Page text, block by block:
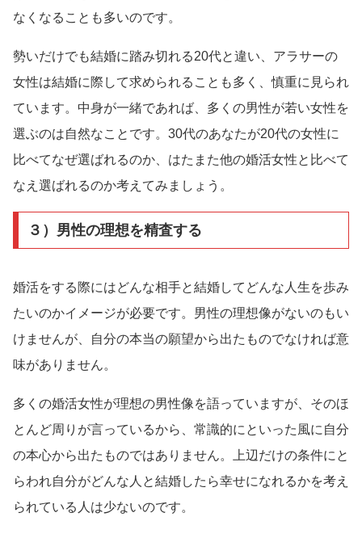
なくなることも多いのです。
勢いだけでも結婚に踏み切れる20代と違い、アラサーの
女性は結婚に際して求められることも多く、慎重に見られ
ています。中身が一緒であれば、多くの男性が若い女性を
選ぶのは自然なことです。30代のあなたが20代の女性に
比べてなぜ選ばれるのか、はたまた他の婚活女性と比べて
なえ選ばれるのか考えてみましょう。
３）男性の理想を精査する
婚活をする際にはどんな相手と結婚してどんな人生を歩み
たいのかイメージが必要です。男性の理想像がないのもい
けませんが、自分の本当の願望から出たものでなければ意
味がありません。
多くの婚活女性が理想の男性像を語っていますが、そのほ
とんど周りが言っているから、常識的にといった風に自分
の本心から出たものではありません。上辺だけの条件にと
らわれ自分がどんな人と結婚したら幸せになれるかを考え
られている人は少ないのです。